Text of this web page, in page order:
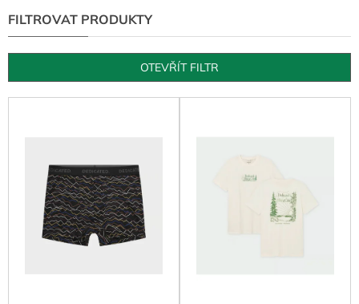
p
r
o
u
k
OTEVŘÍT FILTR
V